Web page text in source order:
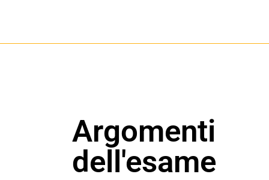
Argomenti
dell'esame